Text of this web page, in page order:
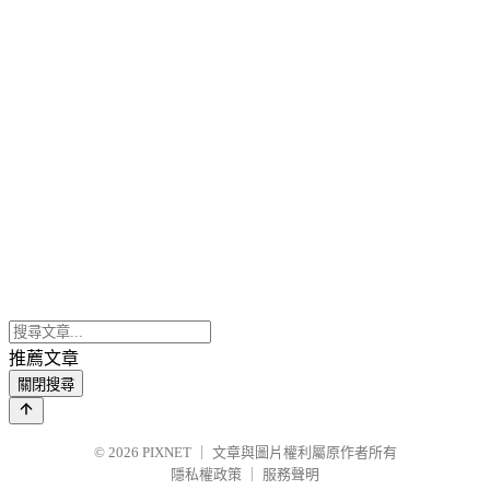
推薦文章
關閉搜尋
© 2026 PIXNET
文章與圖片權利屬原作者所有
隱私權政策
服務聲明